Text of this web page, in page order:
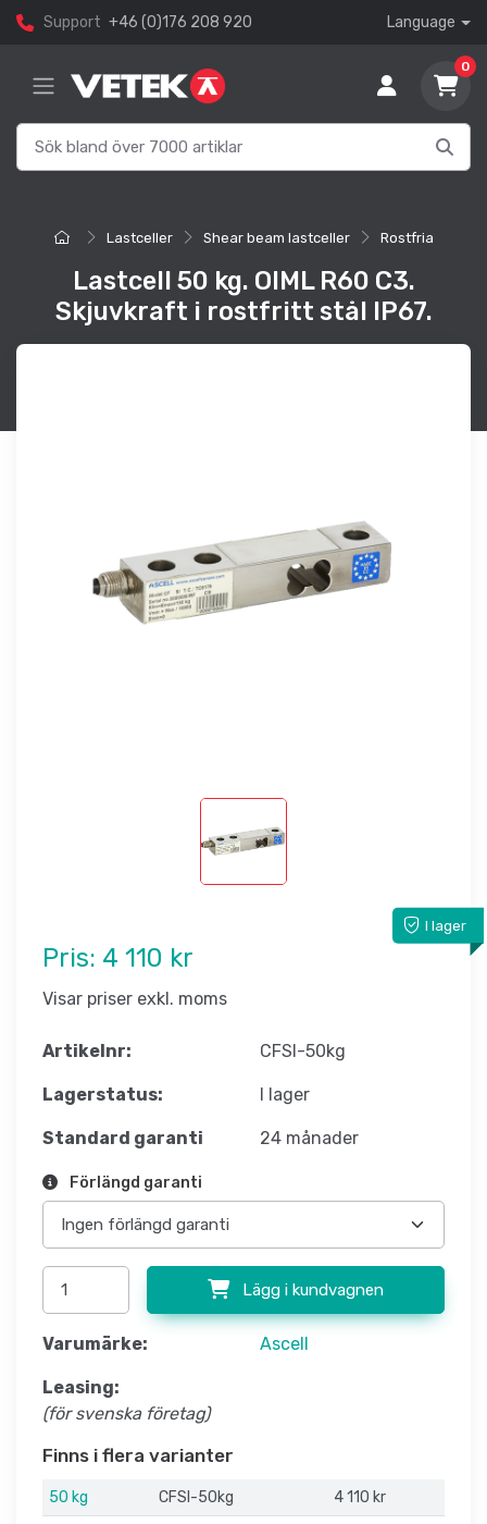
Support +46 (0)176 208 920 Language
0
Lastceller Shear beam lastceller Rostfria
Lastcell 50 kg. OIML R60 C3.
Skjuvkraft i rostfritt stål IP67.
I lager
Pris: 4 110 kr
Visar priser exkl. moms
Artikelnr: CFSI-50kg
Lagerstatus: I lager
Standard garanti 24 månader
Förlängd garanti
Lägg i kundvagnen
Varumärke: Ascell
Leasing:
(för svenska företag)
Finns i flera varianter
50 kg CFSI-50kg
4 110 kr